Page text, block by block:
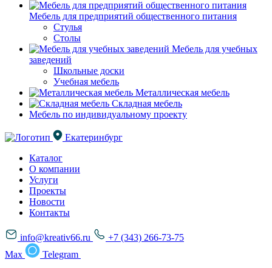
Мебель для предприятий общественного питания
Стулья
Столы
Мебель для учебных
заведений
Школьные доски
Учебная мебель
Металлическая мебель
Складная мебель
Мебель по индивидуальному проекту
Екатеринбург
Каталог
О компании
Услуги
Проекты
Новости
Контакты
info@kreativ66.ru
+7 (343) 266-73-75
Max
Telegram